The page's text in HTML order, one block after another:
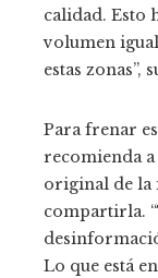
calidad. Esto
volumen
estas zonas”,
Para frenar
recomienda
original de la
compartirla.
Lo que está